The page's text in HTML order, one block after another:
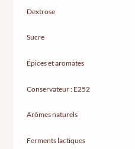
Dextrose
Sucre
Épices et aromates
Conservateur : E252
Arômes naturels
Ferments lactiques